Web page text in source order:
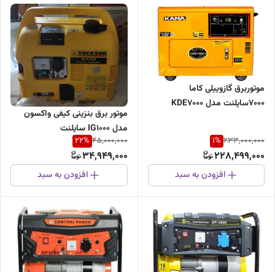
موتوربرق گازوییلی کاما
7000سایلنت مدل KDE7000
233,000,000
1%
228,499,000
افزودن به سبد
موتور برق بنزینی کیفی واکسون
مدل IG1000 سایلنت
45,000,000
22%
34,949,000
افزودن به سبد